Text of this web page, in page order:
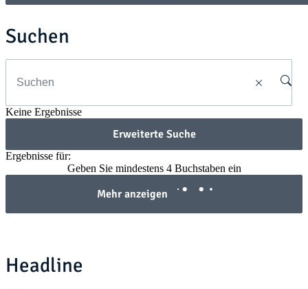
Suchen
Keine Ergebnisse
Erweiterte Suche
Ergebnisse für:
Geben Sie mindestens 4 Buchstaben ein
Mehr anzeigen
Headline